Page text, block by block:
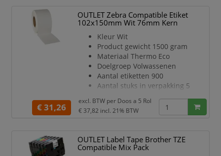
papier geschikt voor formulieren en
documenten waarbij geen doorslag of
kopie nodig is. Het papier heef
OUTLET Zebra Compatible Etiket
102x150mm Wit 76mm Kern
Kleur Wit
Product gewicht 1500 gram
Materiaal Thermo Eco
Doelgroep Volwassenen
Aantal etiketten 900
Aantal stuks in verpakking 5
Printerserie Z-Perform 1000D
Lijmsoort Permanent
Omdoos netto gewicht 11000
gram
€ 31,26
excl. BTW per Doos a 5 Rol
€ 37,82 incl. 21% BTW
OUTLET Label Tape Brother TZE
Compatible Mix Pack